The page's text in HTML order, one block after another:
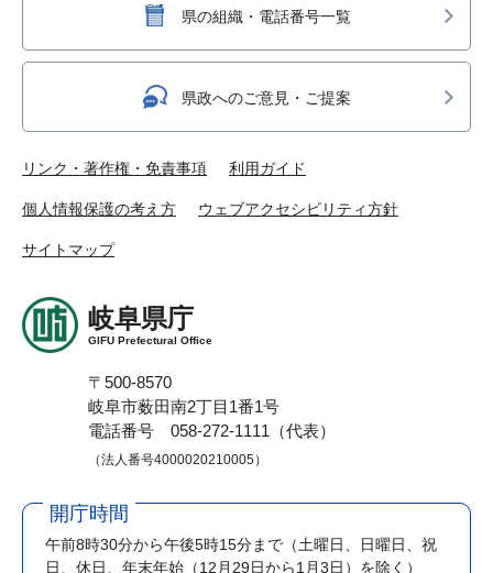
県の組織・電話番号一覧
県政へのご意見・ご提案
リンク・著作権・免責事項 利用ガイド
個人情報保護の考え方 ウェブアクセシビリティ方針
サイトマップ
岐阜県庁
GIFU Prefectural Office
〒500-8570
岐阜市薮田南2丁目1番1号
電話番号 058-272-1111（代表）
（法人番号4000020210005）
開庁時間
午前8時30分から午後5時15分まで （土曜日、日曜日、祝
日、休日、年末年始（12月29日から1月3日）を除く）